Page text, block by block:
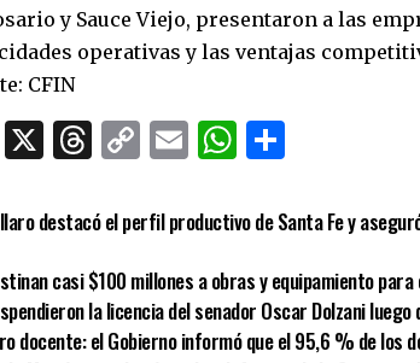
y Sauce Viejo, presentaron a las
operativas y las ventajas
CFIN
Facebook
X Threads
CopyEmailWhatsApp
destacó el perfil productivo de Santa Fe y
casi $100 millones a obras y equipamiento
la licencia del senador Oscar Dolzani
docente: el Gobierno informó que el 95,6 % de los